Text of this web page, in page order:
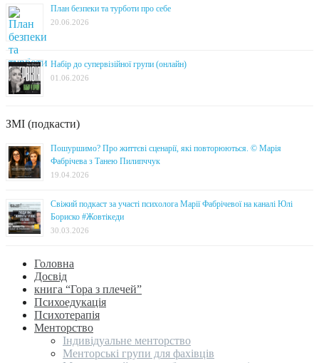
План безпеки та турботи про себе
20.06.2026
Набір до супервізійної групи (онлайн)
01.06.2026
ЗМІ (подкасти)
Пошуршимо? Про життєві сценарії, які повторюються. © Марія
Фабрічева з Танею Пилипччук
19.04.2026
Свіжий подкаст за участі психолога Марії Фабрічевої на каналі Юлі
Бориско #Жовтікеди
30.03.2026
Головна
Досвід
книга “Гора з плечей”
Психоедукація
Психотерапія
Менторство
Індивідуальне менторство
Менторські групи для фахівців